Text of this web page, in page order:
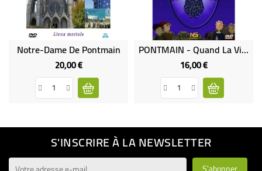
Notre-Dame De Pontmain
20,00 €Prix
PONTMAIN - Quand La Vierge Marie Écrit Dans Le Ciel - Emmanuel Drugeot
16,00 €Prix
S'INSCRIRE À LA NEWSLETTER